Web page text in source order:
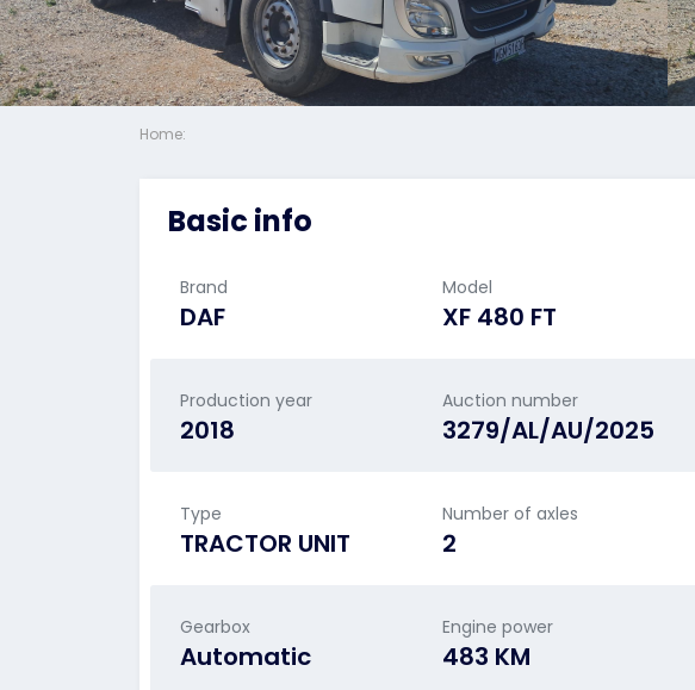
Home:
Basic info
Brand
DAF
Model
XF 480 FT
Production year
2018
Auction number
3279/AL/AU/2025
Type
TRACTOR UNIT
Number of axles
2
Gearbox
Automatic
Engine power
483 KM